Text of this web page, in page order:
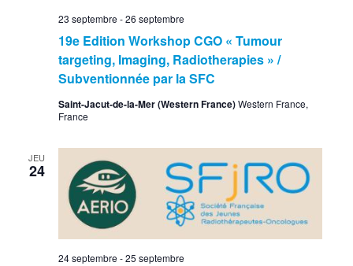
19e Edition Workshop CGO « Tumour
targeting, Imaging, Radiotherapies » /
Subventionnée par la SFC
23 septembre -26 septembre
Saint-Jacut-de-la-Mer (Western France)Western France,
France
JEU
24
24 septembre -25 septembre